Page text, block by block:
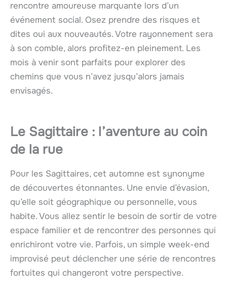
rencontre amoureuse marquante lors d’un
événement social. Osez prendre des risques et
dites oui aux nouveautés. Votre rayonnement sera
à son comble, alors profitez-en pleinement. Les
mois à venir sont parfaits pour explorer des
chemins que vous n’avez jusqu’alors jamais
envisagés.
Le Sagittaire : l’aventure au coin
de la rue
Pour les Sagittaires, cet automne est synonyme
de découvertes étonnantes. Une envie d’évasion,
qu’elle soit géographique ou personnelle, vous
habite. Vous allez sentir le besoin de sortir de votre
espace familier et de rencontrer des personnes qui
enrichiront votre vie. Parfois, un simple week-end
improvisé peut déclencher une série de rencontres
fortuites qui changeront votre perspective.